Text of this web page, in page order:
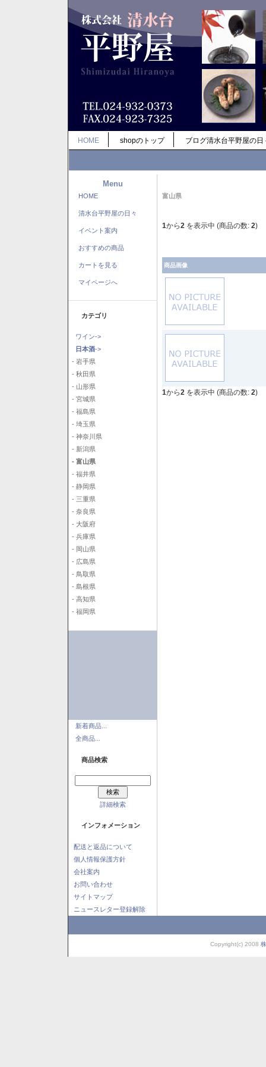
HOME shopのトップ ブログ清水台平野屋の日
Menu
HOME
清水台平野屋の日々
イベント案内
おすすめの商品
カートを見る
マイページへ
カテゴリ
ワイン->
日本酒->
- 岩手県
- 秋田県
- 山形県
- 宮城県
- 福島県
- 埼玉県
- 神奈川県
- 新潟県
- 富山県
- 福井県
- 静岡県
- 三重県
- 奈良県
- 大阪府
- 兵庫県
- 岡山県
- 広島県
- 鳥取県
- 島根県
- 高知県
- 福岡県
新着商品...
全商品...
商品検索
詳細検索
インフォメーション
配送と返品について
個人情報保護方針
会社案内
お問い合わせ
サイトマップ
ニュースレター登録解除
富山県
1から2 を表示中 (商品の数: 2)
商品画像
1から2 を表示中 (商品の数: 2)
Copyright(c) 2008